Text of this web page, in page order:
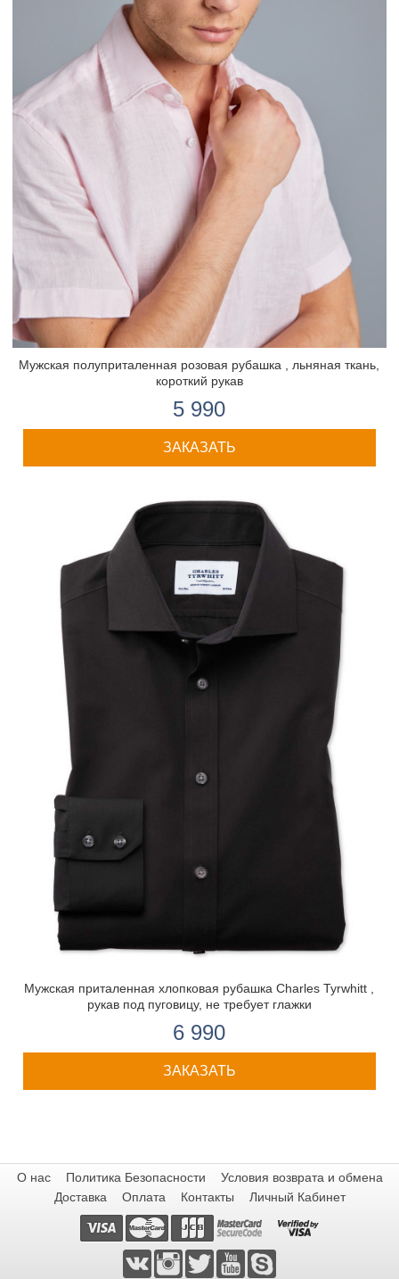
Мужская полуприталенная розовая рубашка , льняная ткань,
короткий рукав
5 990
ЗАКАЗАТЬ
Мужская приталенная хлопковая рубашка Charles Tyrwhitt ,
рукав под пуговицу, не требует глажки
6 990
ЗАКАЗАТЬ
О нас Политика Безопасности
Условия возврата и обмена
Доставка
Оплата Контакты Личный Кабинет